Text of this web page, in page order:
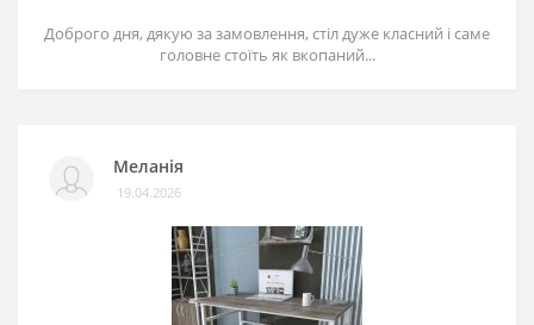
Доброго дня, дякую за замовлення, стіл дуже класний і саме
головне стоїть як вкопаний...
Меланія
19.04.2026